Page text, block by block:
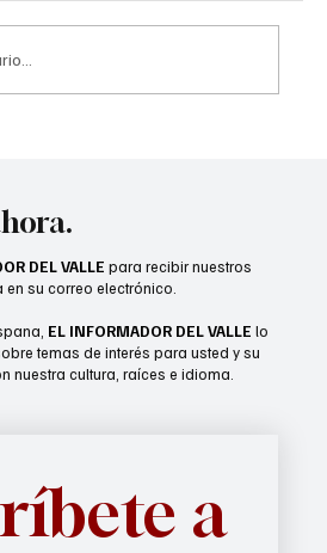
DEL VALLE para recibir nuestros
su correo electrónico.
EL INFORMADOR DEL VALLE lo
temas de interés para usted y su
nuestra cultura, raíces e idioma.
a